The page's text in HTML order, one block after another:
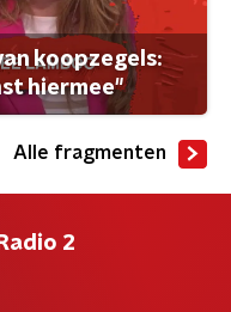
koopzegels:
hiermee"
Alle fragmenten
2